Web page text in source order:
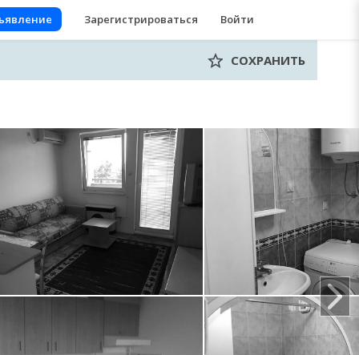
Зарегистрироваться Войти
СОХРАНИТЬ